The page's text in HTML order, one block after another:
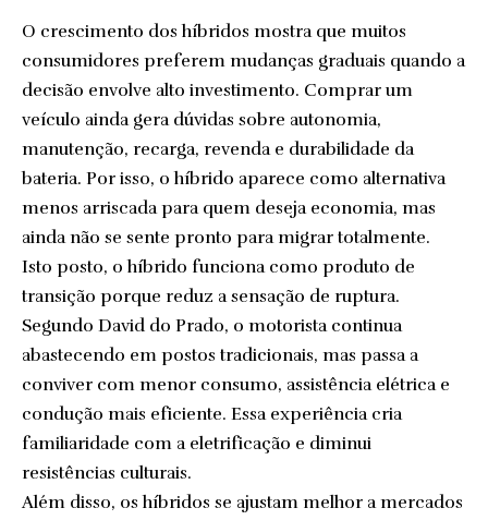
O crescimento dos híbridos mostra que muitos
consumidores preferem mudanças graduais quando a
decisão envolve alto investimento. Comprar um
veículo ainda gera dúvidas sobre autonomia,
manutenção, recarga, revenda e durabilidade da
bateria. Por isso, o híbrido aparece como alternativa
menos arriscada para quem deseja economia, mas
ainda não se sente pronto para migrar totalmente.
Isto posto, o híbrido funciona como produto de
transição porque reduz a sensação de ruptura.
Segundo David do Prado, o motorista continua
abastecendo em postos tradicionais, mas passa a
conviver com menor consumo, assistência elétrica e
condução mais eficiente. Essa experiência cria
familiaridade com a eletrificação e diminui
resistências culturais.
Além disso, os híbridos se ajustam melhor a mercados